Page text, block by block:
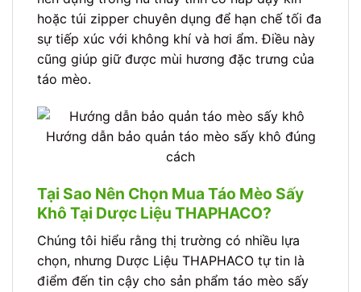
hoặc túi zipper chuyên dụng để hạn chế tối đa
sự tiếp xúc với không khí và hơi ẩm. Điều này
cũng giúp giữ được mùi hương đặc trưng của
táo mèo.
Hướng dẫn bảo quản táo mèo sấy khô đúng
cách
Tại Sao Nên Chọn Mua Táo Mèo Sấy
Khô Tại Dược Liệu THAPHACO?
Chúng tôi hiểu rằng thị trường có nhiều lựa
chọn, nhưng Dược Liệu THAPHACO tự tin là
điểm đến tin cậy cho sản phẩm táo mèo sấy